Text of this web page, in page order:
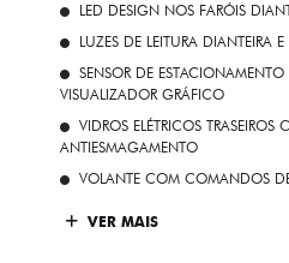
LED DESIGN NOS FARÓIS
LUZES DE LEITURA DIANTEIRA E
SENSOR DE
VISUALIZADOR GRÁFICO
VIDROS ELÉTRICOS
ANTIESMAGAMENTO
VOLANTE COM COMANDOS
VER MAIS